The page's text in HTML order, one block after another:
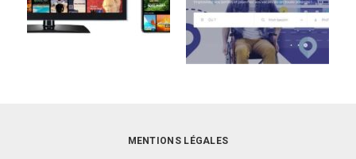
MENTIONS LÉGALES